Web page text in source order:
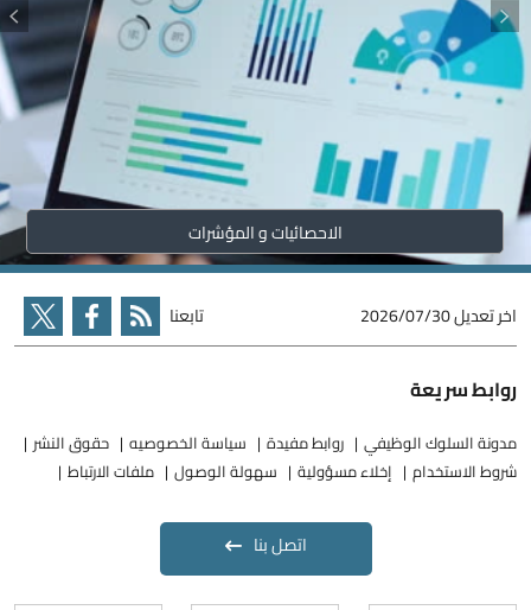
الاحصائيات و المؤشرات
اخر تعديل2026/07/30 تابعنا
روابط سريعة
مدونة السلوك الوظيفي روابط مفيدة سياسة الخصوصيه
حقوق النشر
شروط الاستخدام
إخلاء مسؤولية سهولة الوصول ملفات الارتباط
اتصل بنا